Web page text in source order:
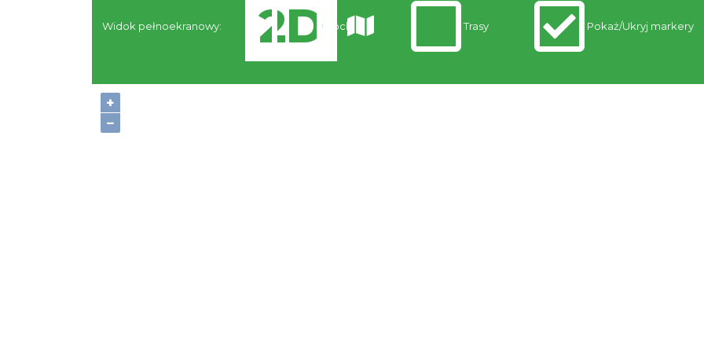
+
−
Widok pełnoekranowy: Noclegi Trasy Pokaż/Ukryj markery